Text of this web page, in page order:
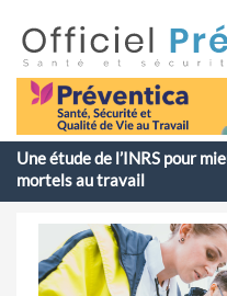
Une étude de l’INRS pour
mortels au travail